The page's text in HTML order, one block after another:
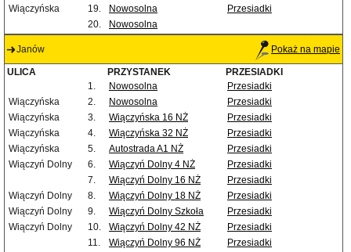
Wiączyńska
19. Nowosolna
Przesiadki
20.
Nowosolna
Janów Pokaż na mapie
ULICA PRZYSTANEK
PRZESIADKI
1.
Nowosolna
Przesiadki
Wiączyńska
2. Nowosolna
Przesiadki
Wiączyńska
3. Wiączyńska 16 NŻ
Przesiadki
Wiączyńska
4. Wiączyńska 32 NŻ
Przesiadki
Wiączyńska
5. Autostrada A1 NŻ
Przesiadki
Wiączyń Dolny
6. Wiączyń Dolny 4 NŻ
Przesiadki
7.
Wiączyń Dolny 16 NŻ
Przesiadki
Wiączyń Dolny
8. Wiączyń Dolny 18 NŻ
Przesiadki
Wiączyń Dolny
9. Wiączyń Dolny Szkoła
Przesiadki
Wiączyń Dolny
10. Wiączyń Dolny 42 NŻ
Przesiadki
11.
Wiączyń Dolny 96 NŻ Przesiadki